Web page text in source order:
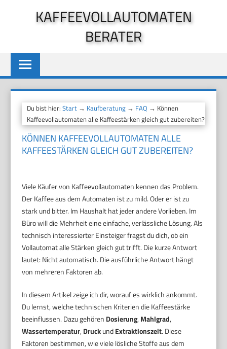
KAFFEEVOLLAUTOMATEN
BERATER
Du bist hier:Start → Kaufberatung → FAQ → Können
Kaffeevollautomaten alle Kaffeestärken gleich gut zubereiten?
KÖNNEN KAFFEEVOLLAUTOMATEN ALLE
KAFFEESTÄRKEN GLEICH GUT ZUBEREITEN?
Viele Käufer von Kaffeevollautomaten kennen das Problem.
Der Kaffee aus dem Automaten ist zu mild. Oder er ist zu
stark und bitter. Im Haushalt hat jeder andere Vorlieben. Im
Büro will die Mehrheit eine einfache, verlässliche Lösung. Als
technisch interessierter Einsteiger fragst du dich, ob ein
Vollautomat alle Stärken gleich gut trifft. Die kurze Antwort
lautet: Nicht automatisch. Die ausführliche Antwort hängt
von mehreren Faktoren ab.
In diesem Artikel zeige ich dir, worauf es wirklich ankommt.
Du lernst, welche technischen Kriterien die Kaffeestärke
beeinflussen. Dazu gehören Dosierung, Mahlgrad,
Wassertemperatur, DruckundExtraktionszeit. Diese
Faktoren bestimmen, wie viele lösliche Stoffe aus dem